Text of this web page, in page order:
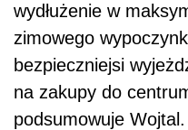
wydłużenie w
zimowego
bezpieczniejsi
na zakupy do
podsumowuje Wojtal.